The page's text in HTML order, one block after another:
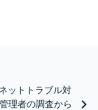
ットトラブル対
理者の調査から